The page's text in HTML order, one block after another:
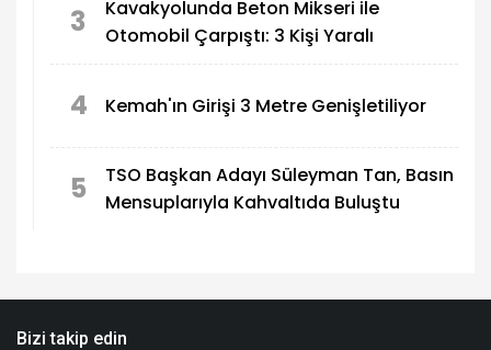
3
Kavakyolunda Beton Mikseri ile
Otomobil Çarpıştı: 3 Kişi Yaralı
4 Kemah'ın Girişi 3 Metre Genişletiliyor
5
TSO Başkan Adayı Süleyman Tan, Basın
Mensuplarıyla Kahvaltıda Buluştu
Bizi takip edin